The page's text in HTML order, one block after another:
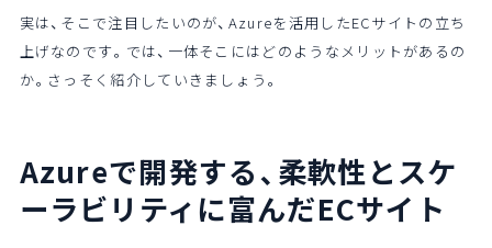
実は、そこで注目したいのが、Azureを活用したECサイトの立ち
上げなのです。では、一体そこにはどのようなメリットがあるの
か。さっそく紹介していきましょう。
Azureで開発する、柔軟性とスケ
ーラビリティに富んだECサイト